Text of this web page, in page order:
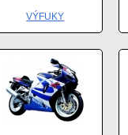
VÝFUKY